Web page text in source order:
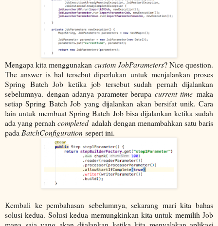
Mengapa kita menggunakan custom JobParameters? Nice question.
The answer is hal tersebut diperlukan untuk menjalankan proses
Spring Batch Job ketika job tersebut sudah pernah dijalankan
sebelumnya. dengan adanya parameter berupa current time maka
setiap Spring Batch Job yang dijalankan akan bersifat unik. Cara
lain untuk membuat Spring Batch Job bisa dijalankan ketika sudah
ada yang pernahcompletedadalah dengan menambahkan satu baris
pada BatchConfiguration sepert ini.
Kembali ke pembahasan sebelumnya, sekarang mari kita bahas
solusi kedua. Solusi kedua memungkinkan kita untuk memilih Job